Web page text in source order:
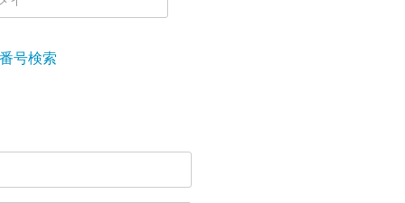
号検索